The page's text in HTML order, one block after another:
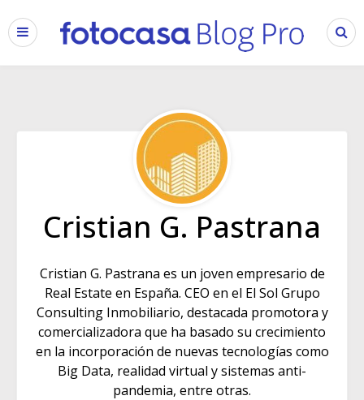
Cristian G. Pastrana
Cristian G. Pastrana es un joven empresario de
Real Estate en España. CEO en el El Sol Grupo
Consulting Inmobiliario, destacada promotora y
comercializadora que ha basado su crecimiento
en la incorporación de nuevas tecnologías como
Big Data, realidad virtual y sistemas anti-
pandemia, entre otras.